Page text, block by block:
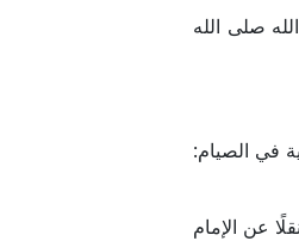
صلى الله
بيان مكانة النية في الصيام:
الصوم نقلًا عن الإمام